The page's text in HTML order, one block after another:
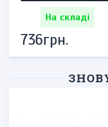
На складі
736грн.